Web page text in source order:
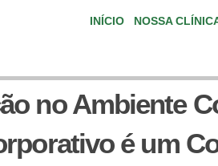
INÍCIO NOSSA
no Ambiente
é um